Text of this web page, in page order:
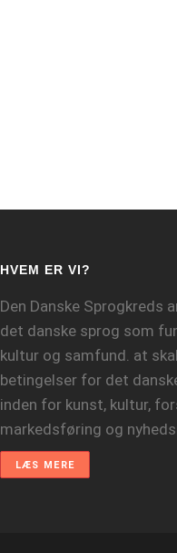
HVEM ER VI?
Den Danske Sprogkreds
det danske sprog som
kultur og samfund. at
betingelser for det
inden for kunst, kultur,
markedsføring og
LÆS MERE